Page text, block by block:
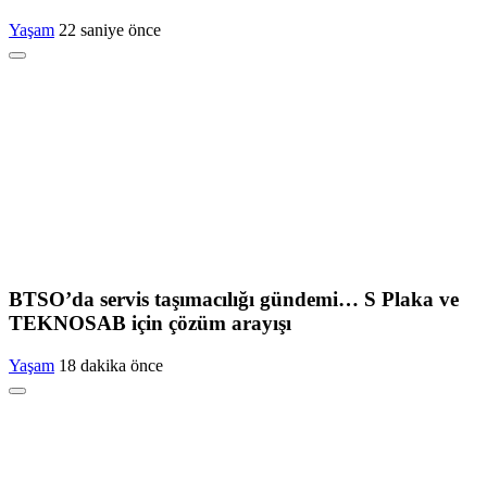
Yaşam 22 saniye önce
BTSO’da servis taşımacılığı gündemi… S Plaka ve
TEKNOSAB için çözüm arayışı
Yaşam 18 dakika önce